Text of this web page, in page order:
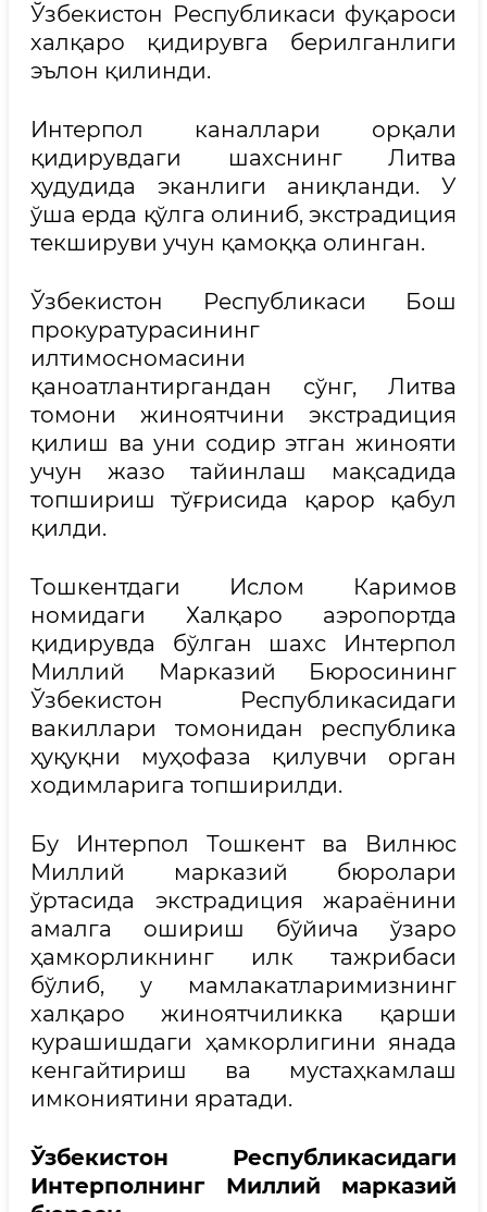
Ўзбекистон Республикаси фуқароси
халқаро қидирувга берилганлиги
эълон қилинди.
Интерпол каналлари орқали
қидирувдаги шахснинг Литва
ҳудудида эканлиги аниқланди. У
ўша ерда қўлга олиниб, экстрадиция
текшируви учун қамоққа олинган.
Ўзбекистон Республикаси Бош
прокуратурасининг
илтимосномасини
қаноатлантиргандан сўнг, Литва
томони жиноятчини экстрадиция
қилиш ва уни содир этган жинояти
учун жазо тайинлаш мақсадида
топшириш тўғрисида қарор қабул
қилди.
Тошкентдаги Ислом Каримов
номидаги Халқаро аэропортда
қидирувда бўлган шахс Интерпол
Миллий Марказий Бюросининг
Ўзбекистон Республикасидаги
вакиллари томонидан республика
ҳуқуқни муҳофаза қилувчи орган
ходимларига топширилди.
Бу Интерпол Тошкент ва Вилнюс
Миллий марказий бюролари
ўртасида экстрадиция жараёнини
амалга ошириш бўйича ўзаро
ҳамкорликнинг илк тажрибаси
бўлиб, у мамлакатларимизнинг
халқаро жиноятчиликка қарши
курашишдаги ҳамкорлигини янада
кенгайтириш ва мустаҳкамлаш
имкониятини яратади.
Ўзбекистон Республикасидаги
Интерполнинг Миллий марказий